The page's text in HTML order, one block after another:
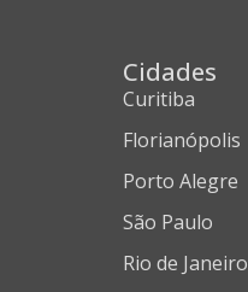
Cidades
Curitiba
Florianópolis
Porto Alegre
São Paulo
Rio de Janeiro